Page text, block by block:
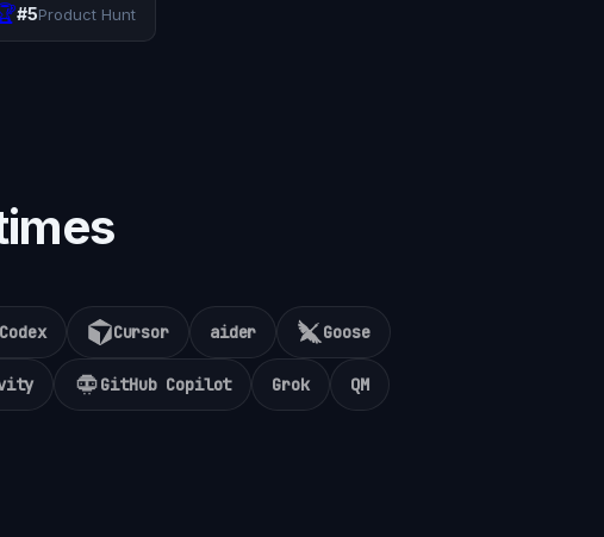
#5Product Hunt
Codex Cursor aider Goose
GitHub Copilot Grok QM